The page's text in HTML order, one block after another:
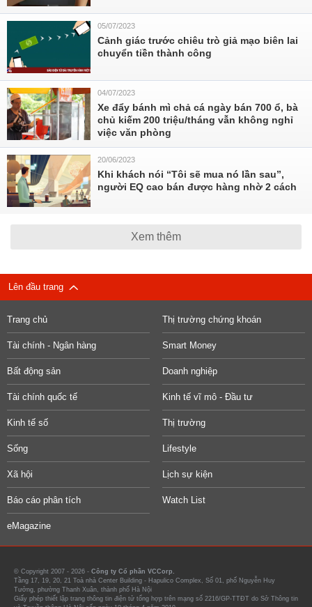
05/07/2023
Cảnh giác trước chiêu trò giả mạo biên lai
chuyển tiền thành công
04/07/2023
Xe đẩy bánh mì chả cá ngày bán 700 ổ, bà
chủ kiếm 200 triệu/tháng vẫn không nghỉ
việc văn phòng
20/06/2023
Khi khách nói “Tôi sẽ mua nó lần sau”,
người EQ cao bán được hàng nhờ 2 cách
Xem thêm
Lên đầu trang
Trang chủ Thị trường chứng khoán
Tài chính - Ngân hàng Smart Money
Bất động sản Doanh nghiệp
Tài chính quốc tế Kinh tế vĩ mô - Đầu tư
Kinh tế số Thị trường
Sống Lifestyle
Xã hội Lịch sự kiện
Báo cáo phân tích Watch List
eMagazine
© Copyright 2007 - 2026 - Công ty Cổ phần VCCorp.
Tầng 17, 19, 20, 21 Toà nhà Center Building - Hapulico Complex, Số 01, phố Nguyễn Huy
Tưởng, phường Thanh Xuân, thành phố Hà Nội
Giấy phép thiết lập trang thông tin điện tử tổng hợp trên mạng số 2216/GP-TTĐT do Sở Thông tin